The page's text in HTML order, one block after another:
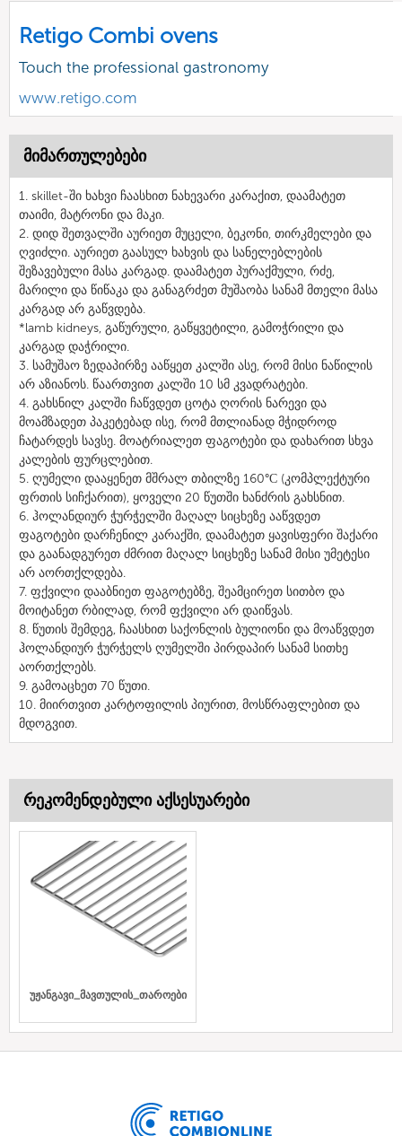
Retigo Combi ovens
Touch the professional gastronomy
www.retigo.com
მიმართულებები
1. skillet-ში ხახვი ჩაასხით ნახევარი კარაქით, დაამატეთ
თაიმი, მატრონი და მაკი.
2. დიდ შეთვალში აურიეთ მუცელი, ბეკონი, თირკმელები და
ღვიძლი. აურიეთ გაასულ ხახვის და სანელებლების
შეზავებული მასა კარგად. დაამატეთ პურაქმული, რძე,
მარილი და წიწაკა და განაგრძეთ მუშაობა სანამ მთელი მასა
კარგად არ გაწვდება.
*lamb kidneys, გაწურული, გაწყვეტილი, გამოჭრილი და
კარგად დაჭრილი.
3. სამუშაო ზედაპირზე ააწყეთ კალში ასე, რომ მისი ნაწილის
არ აზიანოს. წაართვით კალში 10 სმ კვადრატები.
4. გახსნილ კალში ჩაწვდეთ ცოტა ღორის ნარევი და
მოამზადეთ პაკეტებად ისე, რომ მთლიანად მჭიდროდ
ჩატარდეს სავსე. მოატრიალეთ ფაგოტები და დახარით სხვა
კალების ფურცლებით.
5. ღუმელი დააყენეთ მშრალ თბილზე 160°С (კომპლექტური
ფრთის სიჩქარით), ყოველი 20 წუთში ხანძრის გახსნით.
6. ჰოლანდიურ ჭურჭელში მაღალ სიცხეზე ააწვდეთ
ფაგოტები დარჩენილ კარაქში, დაამატეთ ყავისფერი შაქარი
და გაანადგურეთ ძმრით მაღალ სიცხეზე სანამ მისი უმეტესი
არ აორთქლდება.
7. ფქვილი დააბნიეთ ფაგოტებზე, შეამცირეთ სითბო და
მოიტანეთ რბილად, რომ ფქვილი არ დაიწვას.
8. წუთის შემდეგ, ჩაასხით საქონლის ბულიონი და მოაწვდეთ
ჰოლანდიურ ჭურჭელს ღუმელში პირდაპირ სანამ სითხე
აორთქლებს.
9. გამოაცხეთ 70 წუთი.
10. მიირთვით კარტოფილის პიურით, მოსწრაფლებით და
მდოგვით.
რეკომენდებული აქსესუარები
უჟანგავი_მავთულის_თაროები